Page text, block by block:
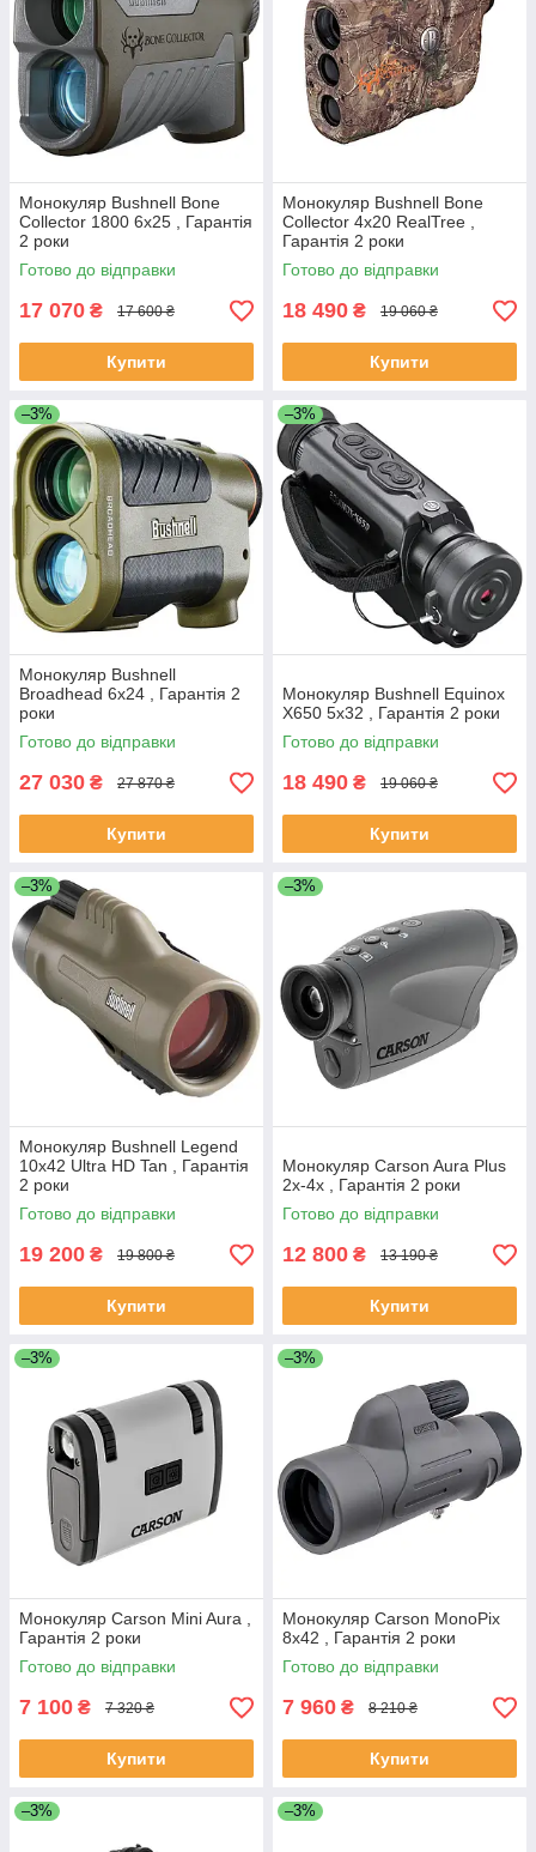
Монокуляр Bushnell Bone
Collector 1800 6x25 , Гарантія
2 роки
Готово до відправки
17 070 ₴ 17 600 ₴
Купити
Монокуляр Bushnell Bone
Collector 4x20 RealTree ,
Гарантія 2 роки
Готово до відправки
18 490 ₴ 19 060 ₴
Купити
–3%
Монокуляр Bushnell
Broadhead 6x24 , Гарантія 2
роки
Готово до відправки
27 030 ₴ 27 870 ₴
Купити
–3%
Монокуляр Bushnell Equinox
X650 5x32 , Гарантія 2 роки
Готово до відправки
18 490 ₴ 19 060 ₴
Купити
–3%
Монокуляр Bushnell Legend
10x42 Ultra HD Tan , Гарантія
2 роки
Готово до відправки
19 200 ₴ 19 800 ₴
Купити
–3%
Монокуляр Carson Aura Plus
2x-4x , Гарантія 2 роки
Готово до відправки
12 800 ₴ 13 190 ₴
Купити
–3%
Монокуляр Carson Mini Aura ,
Гарантія 2 роки
Готово до відправки
7 100 ₴ 7 320 ₴
Купити
–3%
Монокуляр Carson MonoPix
8x42 , Гарантія 2 роки
Готово до відправки
7 960 ₴ 8 210 ₴
Купити
–3% –3%